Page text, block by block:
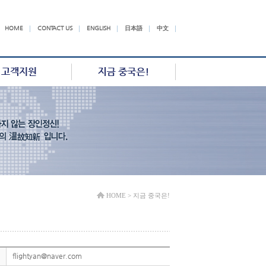
HOME CONTACT US ENGLISH 日本語 中文
HOME > 지금 중국은!
flightyan@naver.com